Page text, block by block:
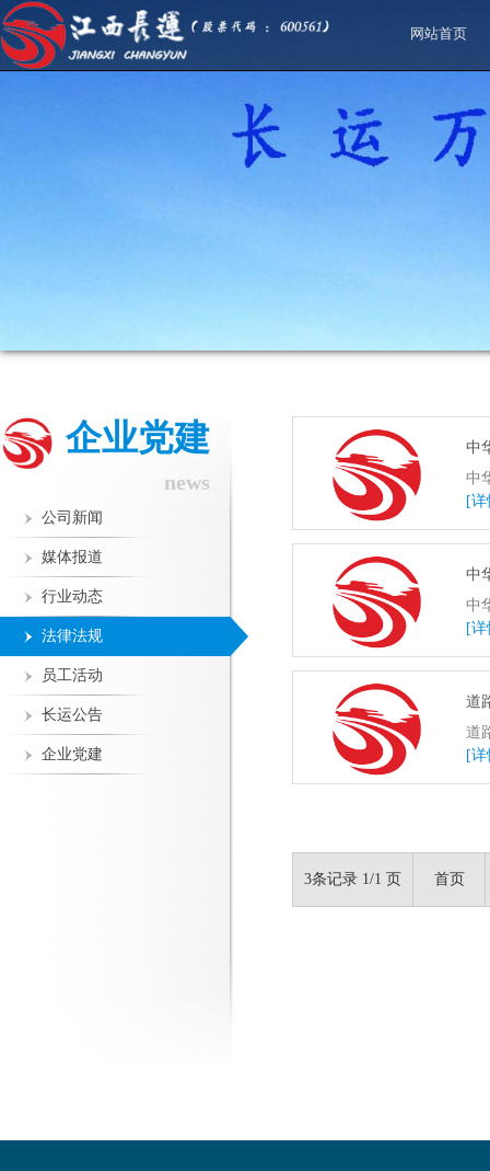
网站首页
企业党建
news
公司新闻
媒体报道
行业动态
法律法规
员工活动
长运公告
企业党建
中
中
[
中
中
[
道
道
[
3条记录 1/1 页 首页